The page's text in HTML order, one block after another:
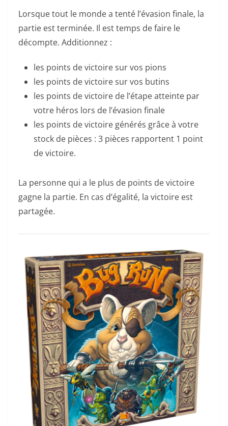
Lorsque tout le monde a tenté l’évasion finale, la
partie est terminée. Il est temps de faire le
décompte. Additionnez :
les points de victoire sur vos pions
les points de victoire sur vos butins
les points de victoire de l’étape atteinte par
votre héros lors de l’évasion finale
les points de victoire générés grâce à votre
stock de pièces : 3 pièces rapportent 1 point
de victoire.
La personne qui a le plus de points de victoire
gagne la partie. En cas d’égalité, la victoire est
partagée.